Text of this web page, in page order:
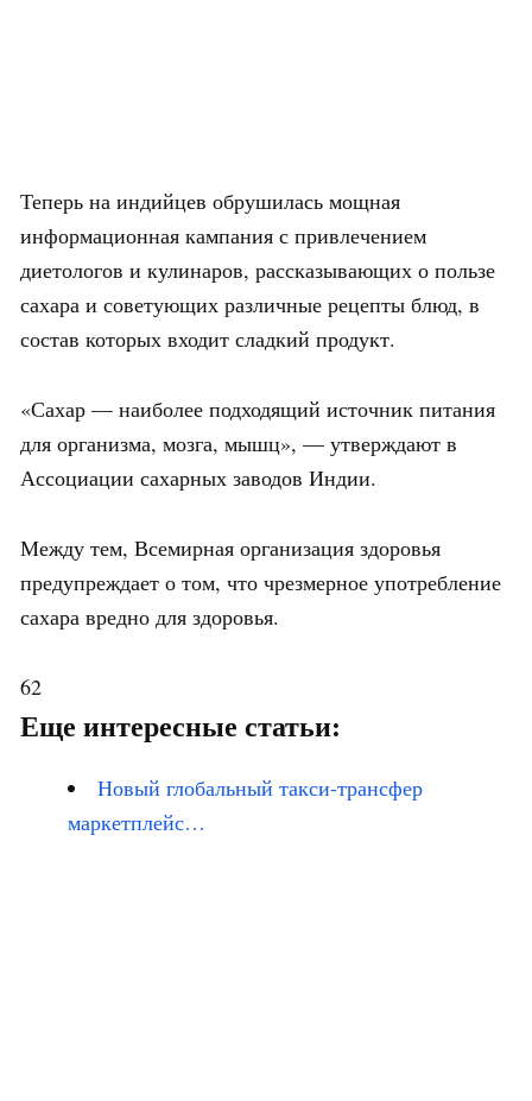
Теперь на индийцев обрушилась мощная
информационная кампания с привлечением
диетологов и кулинаров, рассказывающих о пользе
сахара и советующих различные рецепты блюд, в
состав которых входит сладкий продукт.
«Сахар — наиболее подходящий источник питания
для организма, мозга, мышц», — утверждают в
Ассоциации сахарных заводов Индии.
Между тем, Всемирная организация здоровья
предупреждает о том, что чрезмерное употребление
сахара вредно для здоровья.
62
Еще интересные статьи:
Новый глобальный такси-трансфер
маркетплейс…